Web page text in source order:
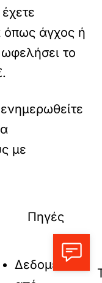
όπως άγχος ή
το
με
Πηγές
Δεδομένα